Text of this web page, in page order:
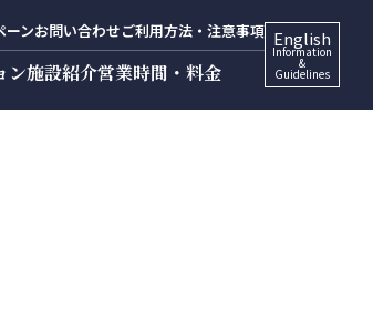
ーンお問い合わせご利用方法・注意事項
ン施設紹介営業時間・料金
English
Information
&
Guidelines